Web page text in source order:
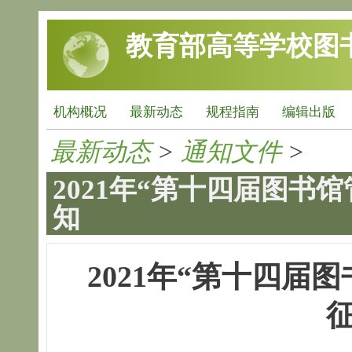
跳转到主要内容
教育部高等学校图
机构概况 最新动态 规程指南 编辑出版
最新动态> 通知文件>
2021年“第十四届图书
知
2021年“第十四届